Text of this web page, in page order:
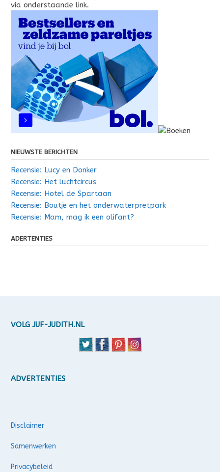
via onderstaande link.
NIEUWSTE BERICHTEN
Recensie: Lucy en Donker
Recensie: Het luchtcircus
Recensie: Hotel de Spartaan
Recensie: Boutje en het onderwaterpretpark
Recensie: Mam, mag ik een olifant?
ADERTENTIES
VOLG JUF-JUDITH.NL
ADVERTENTIES
Disclaimer
Samenwerken
Privacybeleid